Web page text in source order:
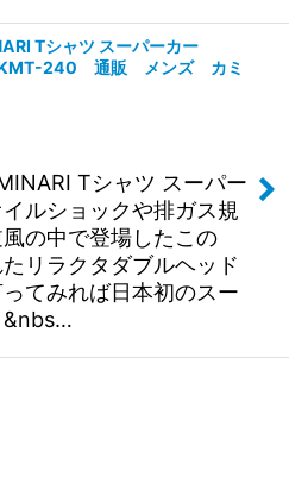
Tシャツ スーパーカー
KMT-240 通販 メンズ カミ
Tシャツ スーパー
ルショックや排ガス規
の中で登場したこの
リラクタダブルヘッド
てみれば日本初のスー
&nbs…